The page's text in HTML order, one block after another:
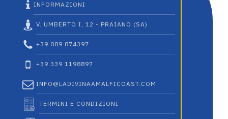
INFORMAZIONI
V. UMBERTO I, 12 - PRAIANO (SA)
+39 089 874397
+39 339 1198897
INFO@LADIVINAAMALFICOAST.COM
TERMINI E CONDIZIONI